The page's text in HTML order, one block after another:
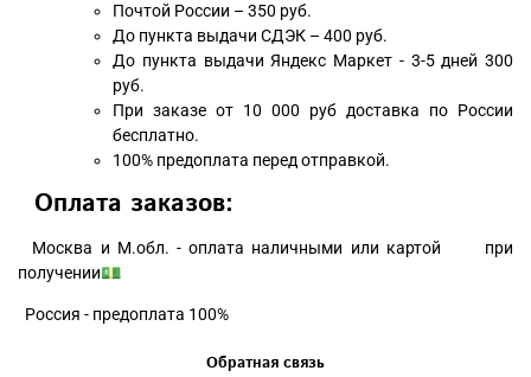
Почтой России – 350 руб.
До пункта выдачи СДЭК – 400 руб.
До пункта выдачи Яндекс Маркет - 3-5 дней 300
руб.
При заказе от 10 000 руб доставка по России
бесплатно.
100% предоплата перед отправкой.
Оплата заказов:
Москва и М.обл. - оплата наличными или картой при
получении💵
Россия - предоплата 100%
Обратная связь